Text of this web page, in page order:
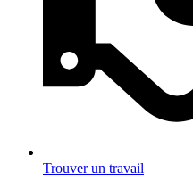
Trouver un travail